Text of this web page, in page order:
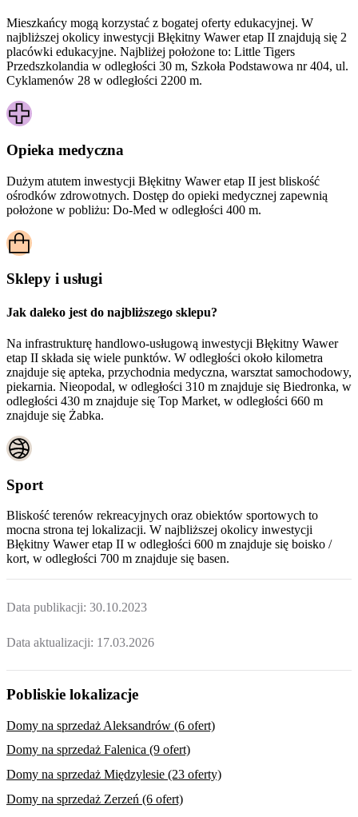
Mieszkańcy mogą korzystać z bogatej oferty edukacyjnej. W
najbliższej okolicy inwestycji Błękitny Wawer etap II znajdują się 2
placówki edukacyjne. Najbliżej położone to: Little Tigers
Przedszkolandia w odległości 30 m, Szkoła Podstawowa nr 404, ul.
Cyklamenów 28 w odległości 2200 m.
Opieka medyczna
Dużym atutem inwestycji Błękitny Wawer etap II jest bliskość
ośrodków zdrowotnych. Dostęp do opieki medycznej zapewnią
położone w pobliżu: Do-Med w odległości 400 m.
Sklepy i usługi
Jak daleko jest do najbliższego sklepu?
Na infrastrukturę handlowo-usługową inwestycji Błękitny Wawer
etap II składa się wiele punktów. W odległości około kilometra
znajduje się apteka, przychodnia medyczna, warsztat samochodowy,
piekarnia. Nieopodal, w odległości 310 m znajduje się Biedronka, w
odległości 430 m znajduje się Top Market, w odległości 660 m
znajduje się Żabka.
Sport
Bliskość terenów rekreacyjnych oraz obiektów sportowych to
mocna strona tej lokalizacji. W najbliższej okolicy inwestycji
Błękitny Wawer etap II w odległości 600 m znajduje się boisko /
kort, w odległości 700 m znajduje się basen.
Data publikacji: 30.10.2023
Data aktualizacji: 17.03.2026
Pobliskie lokalizacje
Domy na sprzedaż Aleksandrów (6 ofert)
Domy na sprzedaż Falenica (9 ofert)
Domy na sprzedaż Międzylesie (23 oferty)
Domy na sprzedaż Zerzeń (6 ofert)